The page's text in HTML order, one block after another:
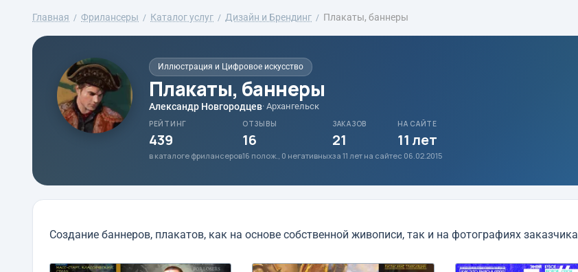
Главная Фрилансеры Каталог услуг Дизайн и Брендинг Плакаты, баннеры
Иллюстрация и Цифровое искусство
Плакаты, баннеры
Александр Новгородцев· Архангельск
РЕЙТИНГ
439
в каталоге фрилансеров
ОТЗЫВЫ
16
16 полож., 0 негативных
ЗАКАЗОВ
21
за 11 лет на сайте
НА САЙТЕ
11 лет
с 06.02.2015
Создание баннеров, плакатов, как на основе собственной живописи, так и на фотографиях заказчика